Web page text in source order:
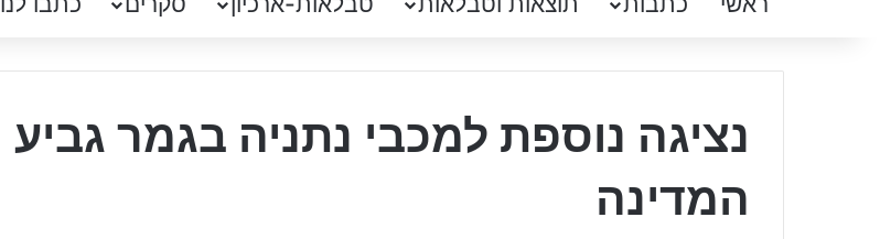
נציגה נוספת למכבי נתניה בגמר גביע
המדינה